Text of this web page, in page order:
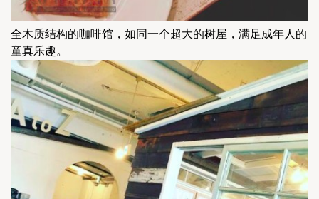
全木质结构的咖啡馆，如同一个超大的树屋，满足成年人的
童真乐趣。